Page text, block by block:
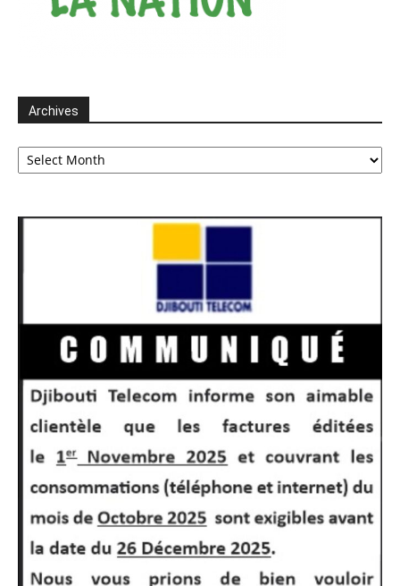
Archives
Archives